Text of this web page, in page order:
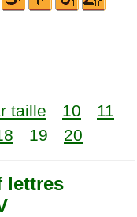
taille 10
11
19 20
lettres